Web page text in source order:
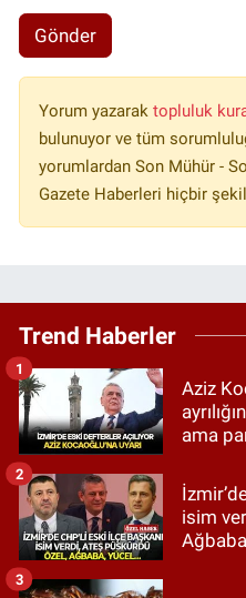
Gönder
Yorum yazarak topluluk
bulunuyor ve tüm
yorumlardan Son Mühür -
Gazete Haberleri hiçbir
Trend Haberler
Aziz
ama
1
isim
2
3